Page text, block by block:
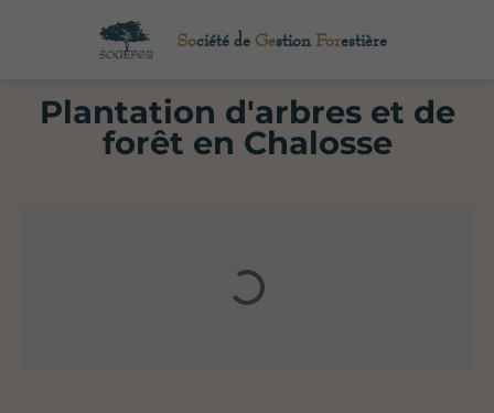
Société de Gestion Forestière
Plantation d'arbres et de
forêt en Chalosse